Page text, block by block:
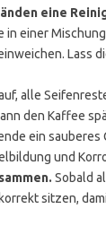
eine
einer
Lass
alle
den Kaffee
ein sauberes
und
Sobald
sitzen,